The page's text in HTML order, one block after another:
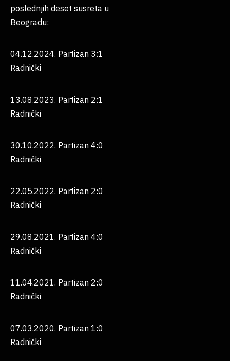
poslednjih deset susreta u
Beogradu:
04.12.2024. Partizan 3:1
Radnički
13.08.2023. Partizan 2:1
Radnički
30.10.2022. Partizan 4:0
Radnički
22.05.2022. Partizan 2:0
Radnički
29.08.2021. Partizan 4:0
Radnički
11.04.2021. Partizan 2:0
Radnički
07.03.2020. Partizan 1:0
Radnički